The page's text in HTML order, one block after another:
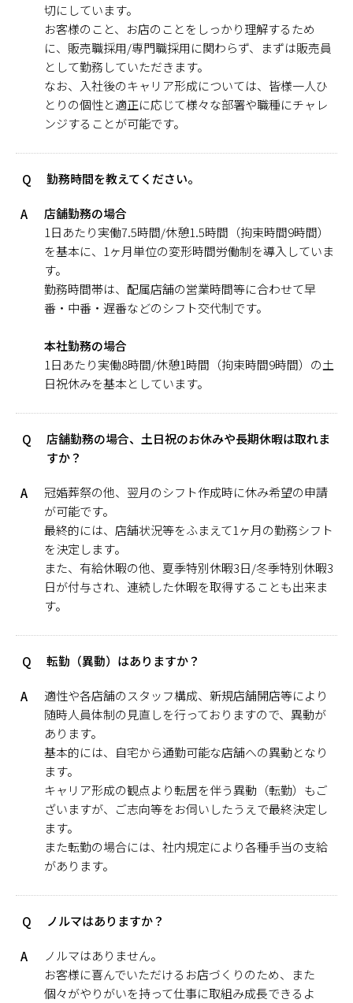
切にしています。
お客様のこと、お店のことをしっかり理解するため
に、販売職採用/専門職採用に関わらず、まずは販売員
として勤務していただきます。
なお、入社後のキャリア形成については、皆様一人ひ
とりの個性と適正に応じて様々な部署や職種にチャレ
ンジすることが可能です。
Q 勤務時間を教えてください。
A
店舗勤務の場合
1日あたり実働7.5時間/休憩1.5時間（拘束時間9時間）
を基本に、1ヶ月単位の変形時間労働制を導入していま
す。
勤務時間帯は、配属店舗の営業時間等に合わせて早
番・中番・遅番などのシフト交代制です。
本社勤務の場合
1日あたり実働8時間/休憩1時間（拘束時間9時間）の土
日祝休みを基本としています。
Q
店舗勤務の場合、土日祝のお休みや長期休暇は取れま
すか？
A
冠婚葬祭の他、翌月のシフト作成時に休み希望の申請
が可能です。
最終的には、店舗状況等をふまえて1ヶ月の勤務シフト
を決定します。
また、有給休暇の他、夏季特別休暇3日/冬季特別休暇3
日が付与され、連続した休暇を取得することも出来ま
す。
Q 転勤（異動）はありますか？
A
適性や各店舗のスタッフ構成、新規店舗開店等により
随時人員体制の見直しを行っておりますので、異動が
あります。
基本的には、自宅から通勤可能な店舗への異動となり
ます。
キャリア形成の観点より転居を伴う異動（転勤）もご
ざいますが、ご志向等をお伺いしたうえで最終決定し
ます。
また転勤の場合には、社内規定により各種手当の支給
があります。
Q ノルマはありますか？
A
ノルマはありません。
お客様に喜んでいただけるお店づくりのため、また
個々がやりがいを持って仕事に取組み成長できるよ